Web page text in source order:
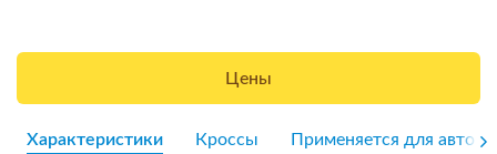
Цены
Характеристики Кроссы Применяется для авто